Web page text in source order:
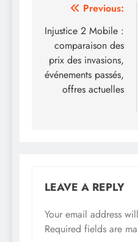
Post
navigation
Previous:
Injustice 2 Mobile :
comparaison des
prix des invasions,
événements passés,
offres actuelles
LEAVE A REPLY
Your email address
Required fields are